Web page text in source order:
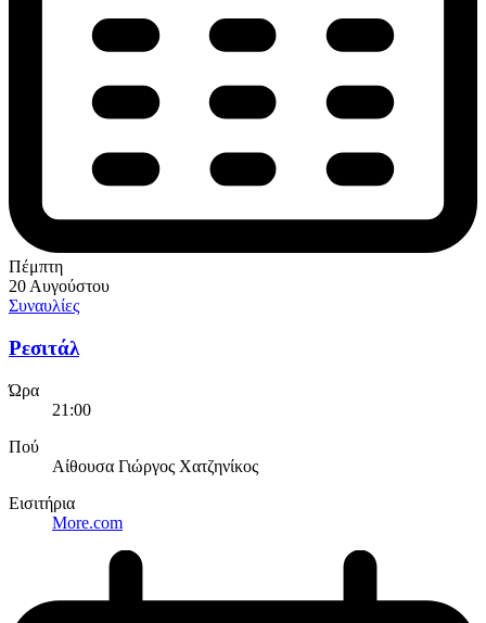
Πέμπτη
20 Αυγούστου
Συναυλίες
Ρεσιτάλ
Ώρα
21:00
Πού
Αίθουσα Γιώργος Χατζηνίκος
Εισιτήρια
More.com